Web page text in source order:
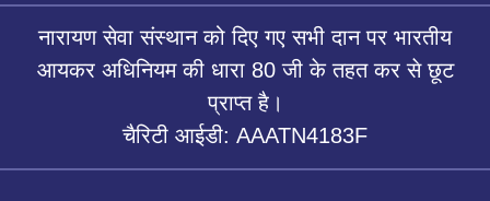
नारायण सेवा संस्थान को दिए गए सभी दान पर भारतीय
आयकर अधिनियम की धारा 80 जी के तहत कर से छूट
प्राप्त है।
चैरिटी आईडी: AAATN4183F